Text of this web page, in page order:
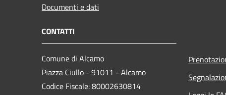
Documenti e dati
CONTATTI
Comune di Alcamo
Piazza Ciullo - 91011 - Alcamo
Codice Fiscale: 80002630814